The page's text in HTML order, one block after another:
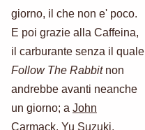
giorno, il che non e' poco.
E poi grazie alla Caffeina,
il carburante senza il quale
Follow The Rabbitnon
andrebbe avanti neanche
un giorno; a John
Carmack, Yu Suzuki,